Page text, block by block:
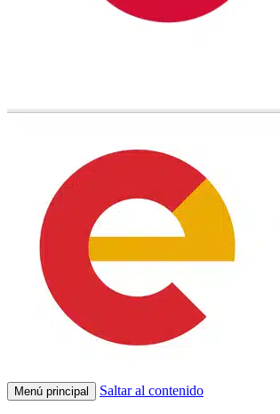
Menú principal Saltar al contenido